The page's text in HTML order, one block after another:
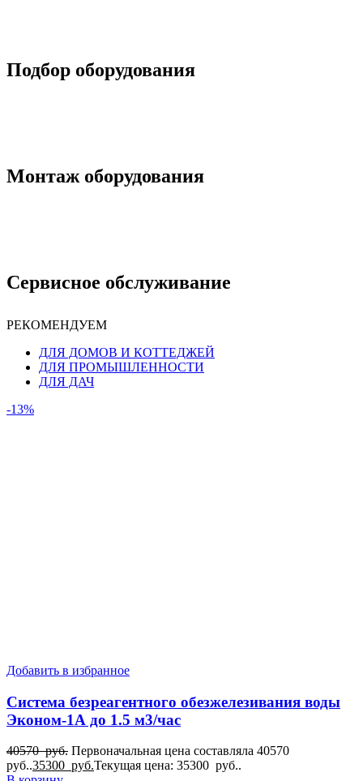
Подбор оборудования
Монтаж оборудования
Сервисное обслуживание
РЕКОМЕНДУЕМ
ДЛЯ ДОМОВ И КОТТЕДЖЕЙ
ДЛЯ ПРОМЫШЛЕННОСТИ
ДЛЯ ДАЧ
-13%
Добавить в избранное
Система безреагентного обезжелезивания воды
Эконом-1А до 1.5 м3/час
40570руб. Первоначальная цена составляла 40570
руб..35300 руб.Текущая цена: 35300 руб..